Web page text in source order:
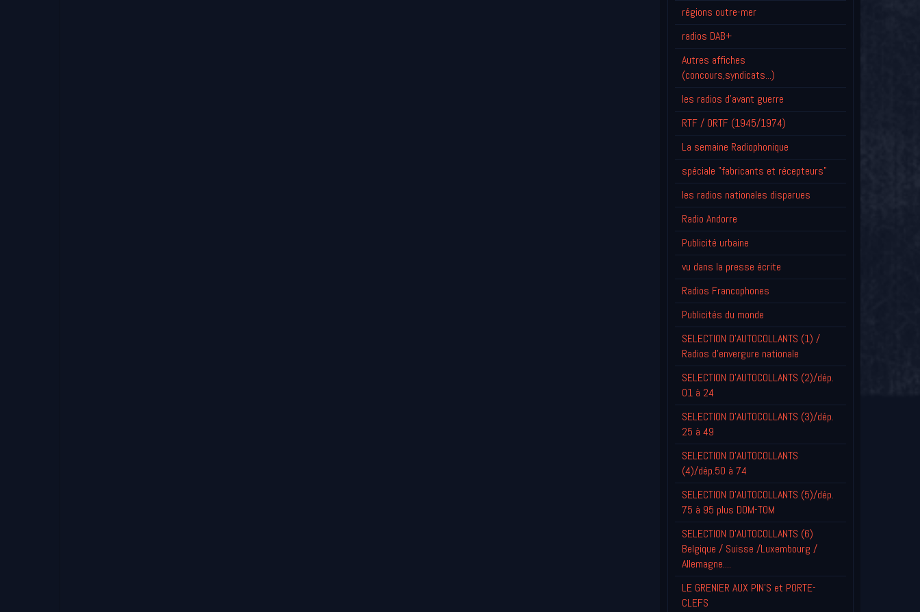
régions outre-mer
radios DAB+
Autres affiches
(concours,syndicats...)
les radios d'avant guerre
RTF / ORTF (1945/1974)
La semaine Radiophonique
spéciale "fabricants et récepteurs"
les radios nationales disparues
Radio Andorre
Publicité urbaine
vu dans la presse écrite
Radios Francophones
Publicités du monde
SELECTION D'AUTOCOLLANTS (1) /
Radios d'envergure nationale
SELECTION D'AUTOCOLLANTS (2)/dép.
01 à 24
SELECTION D'AUTOCOLLANTS (3)/dép.
25 à 49
SELECTION D'AUTOCOLLANTS
(4)/dép.50 à 74
SELECTION D'AUTOCOLLANTS (5)/dép.
75 à 95 plus DOM-TOM
SELECTION D'AUTOCOLLANTS (6)
Belgique / Suisse /Luxembourg /
Allemagne....
LE GRENIER AUX PIN'S et PORTE-
CLEFS